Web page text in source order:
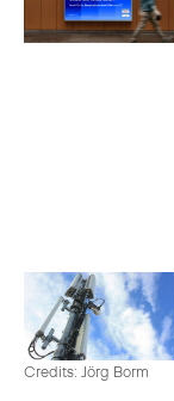
Credits: Jörg Borm